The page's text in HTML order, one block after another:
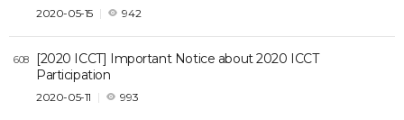
2020-05-15 942
608
[2020 ICCT] Important Notice about 2020 ICCT
Participation
2020-05-11 993